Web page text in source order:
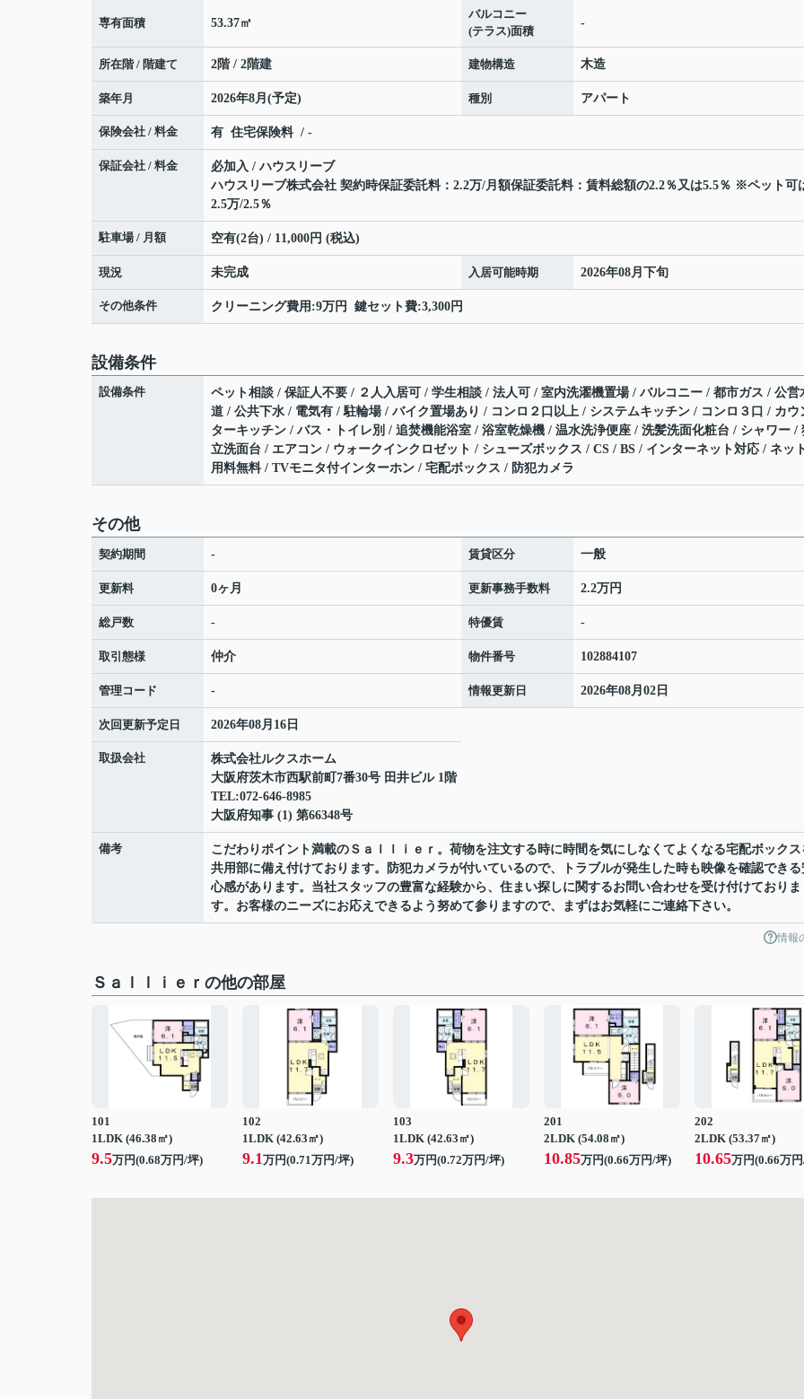
専有面積 53.37㎡
バルコニー
(テラス)面積
-
所在階 / 階建て 2階 / 2階建 建物構造 木造
築年月 2026年8月(予定) 種別 アパート
保険会社 / 料金 有 住宅保険料 / -
保証会社 / 料金
必加入 / ハウスリーブ
ハウスリーブ株式会社 契約時保証委託料：2.2万/月額保証委託料：賃料総額の2.2％又は5.5％ ※ペット可
2.5万/2.5％
駐車場 / 月額 空有(2台) / 11,000円 (税込)
現況 未完成 入居可能時期 2026年08月下旬
その他条件 クリーニング費用:9万円 鍵セット費:3,300円
設備条件
設備条件
ペット相談 / 保証人不要 / ２人入居可 / 学生相談 / 法人可 / 室内洗濯機置場 / バルコニー / 都市ガス / 公営
道 / 公共下水 / 電気有 / 駐輪場 / バイク置場あり / コンロ２口以上 / システムキッチン / コンロ３口 / カウ
ターキッチン / バス・トイレ別 / 追焚機能浴室 / 浴室乾燥機 / 温水洗浄便座 / 洗髪洗面化粧台 / シャワー /
立洗面台 / エアコン / ウォークインクロゼット / シューズボックス / CS / BS / インターネット対応 / ネッ
用料無料 / TVモニタ付インターホン / 宅配ボックス / 防犯カメラ
その他
契約期間 - 賃貸区分 一般
更新料 0ヶ月 更新事務手数料 2.2万円
総戸数 - 特優賃 -
取引態様 仲介 物件番号 102884107
管理コード - 情報更新日 2026年08月02日
次回更新予定日 2026年08月16日
取扱会社
株式会社ルクスホーム
大阪府茨木市西駅前町7番30号 田井ビル 1階
TEL:072-646-8985
大阪府知事 (1) 第66348号
備考
こだわりポイント満載のＳａｌｌｉｅｒ。荷物を注文する時に時間を気にしなくてよくなる宅配ボックス
共用部に備え付けております。防犯カメラが付いているので、トラブルが発生した時も映像を確認できる
心感があります。当社スタッフの豊富な経験から、住まい探しに関するお問い合わせを受け付けておりま
す。お客様のニーズにお応えできるよう努めて参りますので、まずはお気軽にご連絡下さい。
情報
Ｓａｌｌｉｅｒの他の部屋
101
1LDK (46.38㎡)
9.5万円(0.68万円/坪)
102
1LDK (42.63㎡)
9.1万円(0.71万円/坪)
103
1LDK (42.63㎡)
9.3万円(0.72万円/坪)
201
2LDK (54.08㎡)
10.85万円(0.66万円/坪)
202
2LDK (53.37㎡)
10.65万円(0.66万